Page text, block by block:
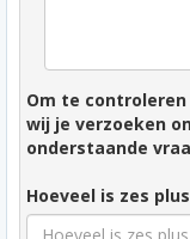
Om te
wij je verzoeken
onderstaande
Hoeveel is zes